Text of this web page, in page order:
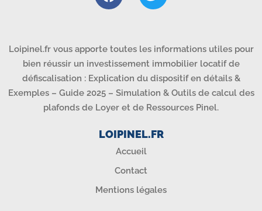
Loipinel.fr vous apporte toutes les informations utiles pour
bien réussir un investissement immobilier locatif de
défiscalisation : Explication du dispositif en détails &
Exemples – Guide 2025 – Simulation & Outils de calcul des
plafonds de Loyer et de Ressources Pinel.
LOIPINEL.FR
Accueil
Contact
Mentions légales